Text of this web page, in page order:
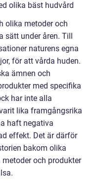
olika bäst hudvård
olika metoder och
sätt under åren. Till
naturens egna
för att vårda huden.
ämnen och
med specifika
har inte alla
lika framgångsrika
haft negativa
effekt. Det är därför
bakom olika
och produkter